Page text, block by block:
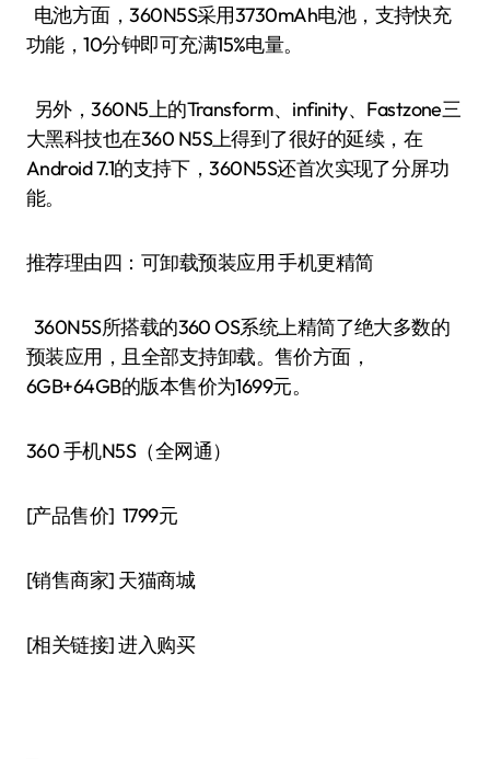
电池方面，360N5S采用3730mAh电池，支持快充
功能，10分钟即可充满15%电量。
另外，360N5上的Transform、infinity、Fastzone三
大黑科技也在360 N5S上得到了很好的延续，在
Android 7.1的支持下，360N5S还首次实现了分屏功
能。
推荐理由四：可卸载预装应用 手机更精简
360N5S所搭载的360 OS系统上精简了绝大多数的
预装应用，且全部支持卸载。售价方面，
6GB+64GB的版本售价为1699元。
360 手机N5S（全网通）
[产品售价] 1799元
[销售商家] 天猫商城
[相关链接] 进入购买